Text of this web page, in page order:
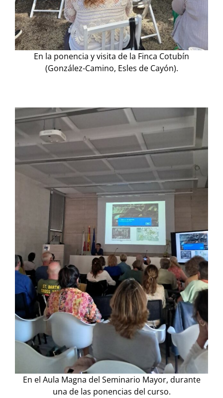
En la ponencia y visita de la Finca Cotubín
(González-Camino, Esles de Cayón).
En el Aula Magna del Seminario Mayor, durante
una de las ponencias del curso.